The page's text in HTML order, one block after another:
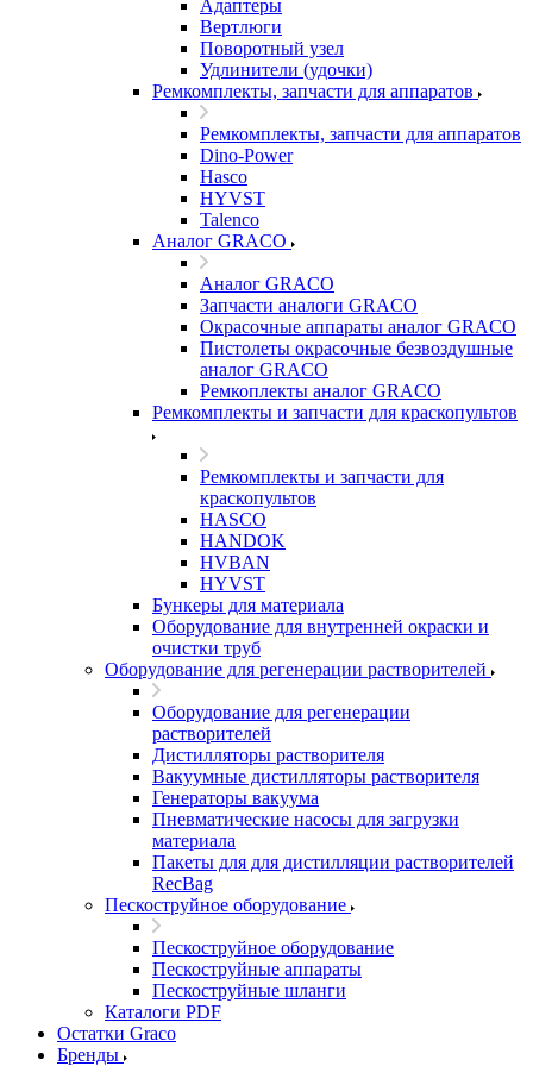
Адаптеры
Вертлюги
Поворотный узел
Удлинители (удочки)
Ремкомплекты, запчасти для аппаратов
Ремкомплекты, запчасти для аппаратов
Dino-Power
Hasco
HYVST
Talenco
Аналог GRACO
Аналог GRACO
Запчасти аналоги GRACO
Окрасочные аппараты аналог GRACO
Пистолеты окрасочные безвоздушные
аналог GRACO
Ремкоплекты аналог GRACO
Ремкомплекты и запчасти для краскопультов
Ремкомплекты и запчасти для
краскопультов
HASCO
HANDOK
HVBAN
HYVST
Бункеры для материала
Оборудование для внутренней окраски и
очистки труб
Оборудование для регенерации растворителей
Оборудование для регенерации
растворителей
Дистилляторы растворителя
Вакуумные дистилляторы растворителя
Генераторы вакуума
Пневматические насосы для загрузки
материала
Пакеты для для дистилляции растворителей
RecBag
Пескоструйное оборудование
Пескоструйное оборудование
Пескоструйные аппараты
Пескоструйные шланги
Каталоги PDF
Остатки Graco
Бренды